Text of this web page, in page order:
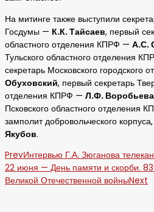
На митинге также выступили
Госдумы — К.К. Тайсаев, первый
областного отделения КПРФ — А.С.
Тульского областного отделения
секретарь Московского городского
Обуховский, первый секретарь
отделения КПРФ — Л.Ф. Воробьева
Псковского областного отделения
замполит добровольческого
Якубов.
PrevИнтервью Г.А. Зюганова
22 июня — День памяти и скорби.
Великой Отечественной войныNext